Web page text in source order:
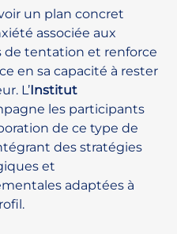
un plan concret
associée aux
de tentation et renforce
en sa capacité à rester
L’Institut
les participants
de ce type de
des stratégies
et
adaptées à